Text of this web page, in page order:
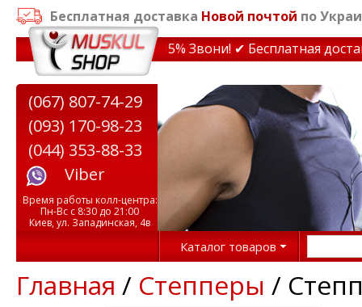
Бесплатная доставка Новой почтой по
на тренажеры до 15% Звони! ✔ Бесплатная
(067) 807-74-29
(093) 170-98-23
(044) 353-88-33
Viber
Время работы колл-центра:
Пн-Вс с 8:30 до 21:00
Киев, ул. Западинская, 4в
Каталог товаров
Главная / Степперы /